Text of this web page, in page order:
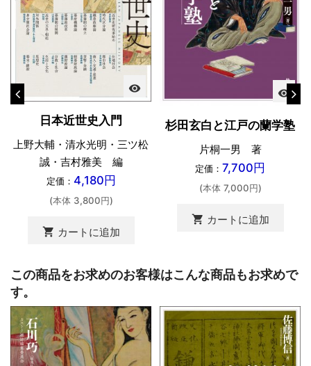
visibility
日本近世史入門
上野大輔・清水光明・三ツ松
誠・吉村雅美 編
定価： 4,180円
(本体 3,800円)
shopping_cart カートに追加
visibility
杉田玄白と江戸の蘭学塾
片桐一男 著
定価： 7,700円
(本体 7,000円)
shopping_cart カートに追加
この商品をお求めのお客様はこんな商品もお求めで
す。